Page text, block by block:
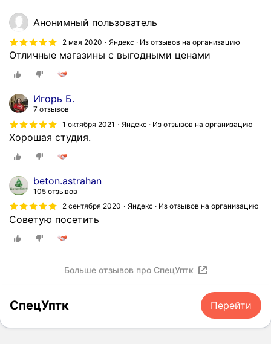
Анонимный пользователь
2 мая 2020 Яндекс · Из отзывов на организацию
Отличные магазины с выгодными ценами
Игорь Б.
7 отзывов
1 октября 2021
Яндекс · Из отзывов на организацию
Хорошая студия.
beton.astrahan
105 отзывов
2 сентября 2020
Яндекс · Из отзывов на организацию
Советую посетить
Больше отзывов про СпецУптк
СпецУптк Перейти